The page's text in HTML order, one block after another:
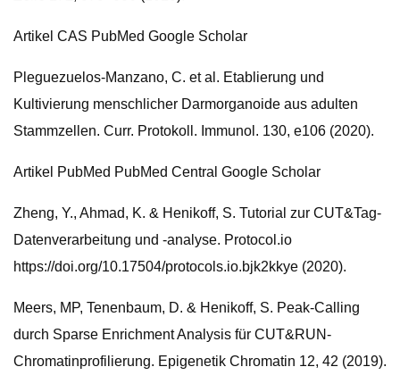
Artikel CAS PubMed Google Scholar
Pleguezuelos-Manzano, C. et al. Etablierung und
Kultivierung menschlicher Darmorganoide aus adulten
Stammzellen. Curr. Protokoll. Immunol. 130, e106 (2020).
Artikel PubMed PubMed Central Google Scholar
Zheng, Y., Ahmad, K. & Henikoff, S. Tutorial zur CUT&Tag-
Datenverarbeitung und -analyse. Protocol.io
https://doi.org/10.17504/protocols.io.bjk2kkye (2020).
Meers, MP, Tenenbaum, D. & Henikoff, S. Peak-Calling
durch Sparse Enrichment Analysis für CUT&RUN-
Chromatinprofilierung. Epigenetik Chromatin 12, 42 (2019).